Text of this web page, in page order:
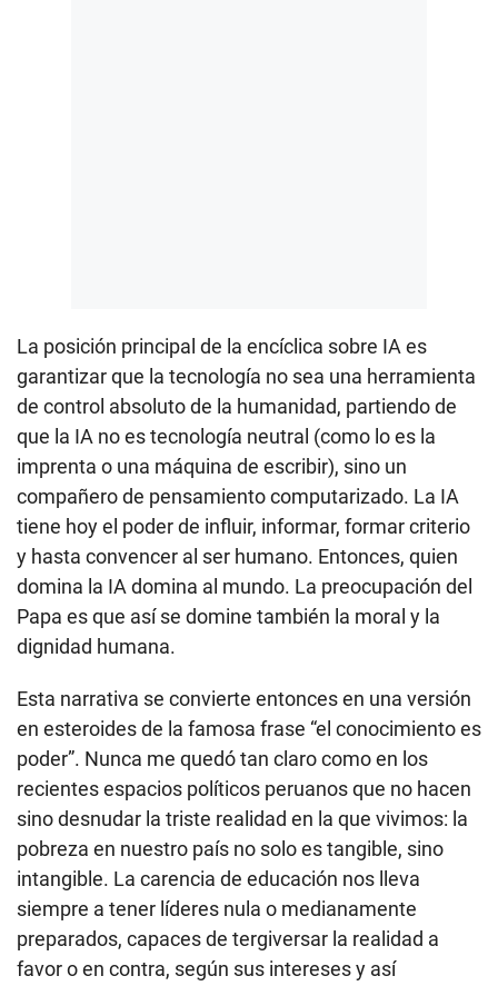
La posición principal de la encíclica sobre IA es
garantizar que la tecnología no sea una herramienta
de control absoluto de la humanidad, partiendo de
que la IA no es tecnología neutral (como lo es la
imprenta o una máquina de escribir), sino un
compañero de pensamiento computarizado. La IA
tiene hoy el poder de influir, informar, formar criterio
y hasta convencer al ser humano. Entonces, quien
domina la IA domina al mundo. La preocupación del
Papa es que así se domine también la moral y la
dignidad humana.
Esta narrativa se convierte entonces en una versión
en esteroides de la famosa frase “el conocimiento es
poder”. Nunca me quedó tan claro como en los
recientes espacios políticos peruanos que no hacen
sino desnudar la triste realidad en la que vivimos: la
pobreza en nuestro país no solo es tangible, sino
intangible. La carencia de educación nos lleva
siempre a tener líderes nula o medianamente
preparados, capaces de tergiversar la realidad a
favor o en contra, según sus intereses y así